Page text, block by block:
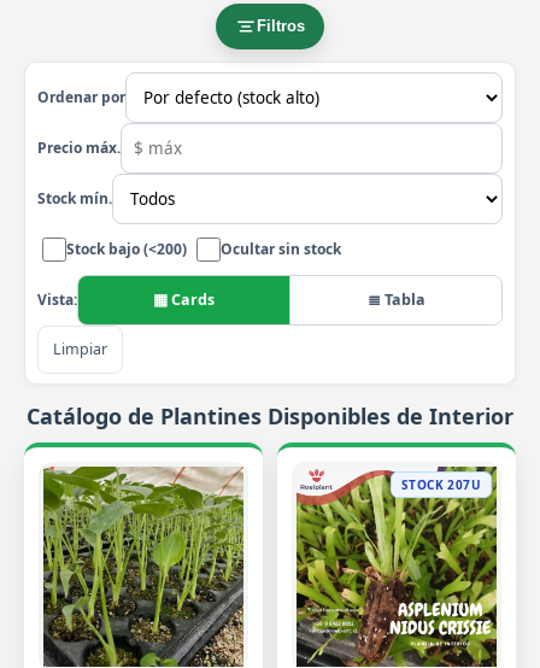
Filtros
Ordenar por
Precio máx.
Stock mín.
Stock bajo (<200) Ocultar sin stock
Vista: ▦ Cards ≣ Tabla
Limpiar
Catálogo de Plantines Disponibles de Interior
STOCK 207U